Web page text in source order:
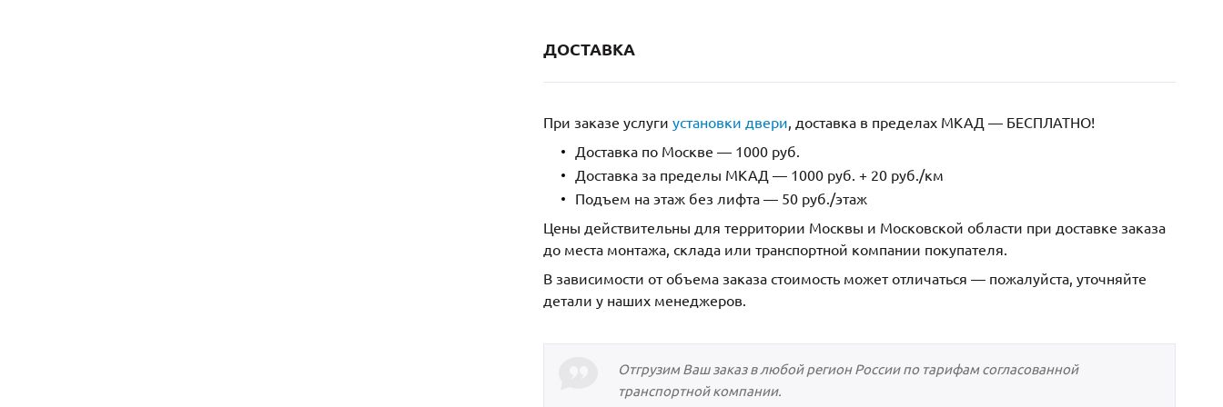
ДОСТАВКА
При заказе услуги установки двери, доставка в пределах МКАД — БЕСПЛАТНО!
Доставка по Москве — 1000 руб.
Доставка за пределы МКАД — 1000 руб. + 20 руб./км
Подъем на этаж без лифта — 50 руб./этаж
Цены действительны для территории Москвы и Московской области при доставке заказа
до места монтажа, склада или транспортной компании покупателя.
В зависимости от объема заказа стоимость может отличаться — пожалуйста, уточняйте
детали у наших менеджеров.
Отгрузим Ваш заказ в любой регион России по тарифам согласованной
транспортной компании.